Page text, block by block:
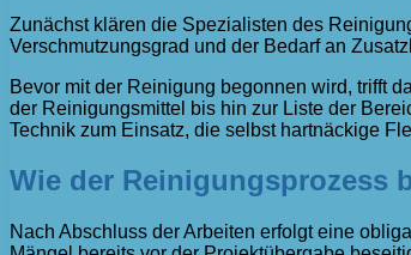
Zunächst klären die Spezialisten des
Verschmutzungsgrad und der Bedarf an
Bevor mit der Reinigung begonnen wird, trifft
der Reinigungsmittel bis hin zur Liste der
Technik zum Einsatz, die selbst hartnäckige
Wie der Reinigungsprozess
Nach Abschluss der Arbeiten erfolgt eine